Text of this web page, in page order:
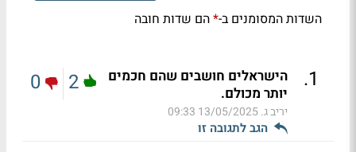
השדות המסומנים ב-*הם שדות חובה
1
.
הישראלים חושבים שהם חכמים
יותר מכולם.
יריב ג.13/05/2025 09:33
הגב לתגובה זו
2
0